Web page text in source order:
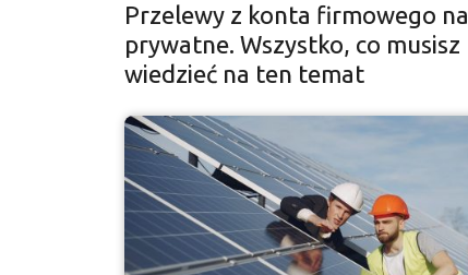
Przelewy z konta firmowego na
prywatne. Wszystko, co musisz
wiedzieć na ten temat